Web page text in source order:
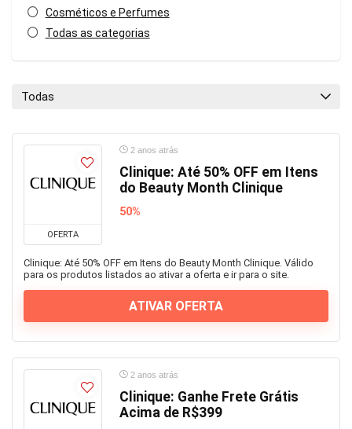
Cosméticos e Perfumes
Todas as categorias
Todas
OFERTA
2 anos atrás
Clinique: Até 50% OFF em Itens
do Beauty Month Clinique
50%
Clinique: Até 50% OFF em Itens do Beauty Month Clinique. Válido
para os produtos listados ao ativar a oferta e ir para o site.
ATIVAR OFERTA
2 anos atrás
Clinique: Ganhe Frete Grátis
Acima de R$399